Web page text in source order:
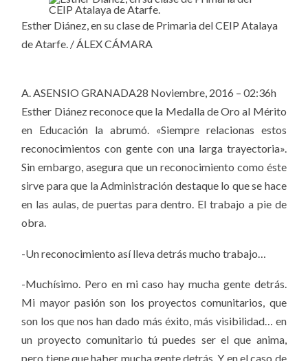
Esther Diánez, en su clase de Primaria del CEIP Atalaya
de Atarfe. / ÁLEX CÁMARA
A. ASENSIO GRANADA28 Noviembre, 2016 – 02:36h
Esther Diánez reconoce que la Medalla de Oro al Mérito
en Educación la abrumó. «Siempre relacionas estos
reconocimientos con gente con una larga trayectoria».
Sin embargo, asegura que un reconocimiento como éste
sirve para que la Administración destaque lo que se hace
en las aulas, de puertas para dentro. El trabajo a pie de
obra.
-Un reconocimiento así lleva detrás mucho trabajo…
-Muchísimo. Pero en mi caso hay mucha gente detrás.
Mi mayor pasión son los proyectos comunitarios, que
son los que nos han dado más éxito, más visibilidad… en
un proyecto comunitario tú puedes ser el que anima,
pero tiene que haber mucha gente detrás. Y en el caso de